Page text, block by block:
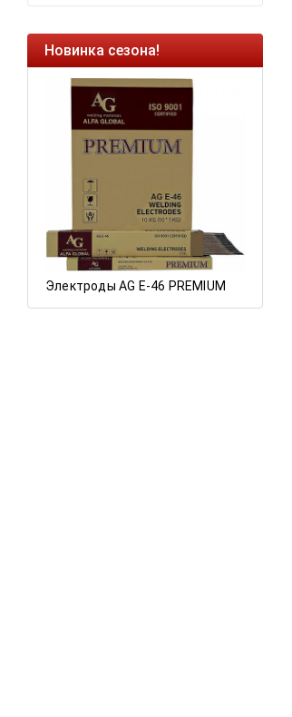
Новинка сезона!
Электроды AG E-46 PREMIUM